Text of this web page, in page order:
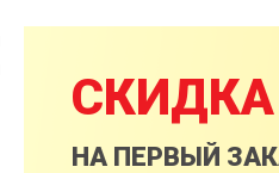
СКИДКА
НА ПЕРВЫЙ